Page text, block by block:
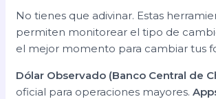
No tienes que adivinar. Estas
permiten monitorear el tipo de
el mejor momento para cambiar tus
Dólar Observado (Banco Central de
oficial para operaciones mayores.